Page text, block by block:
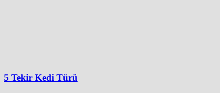
5 Tekir Kedi Türü